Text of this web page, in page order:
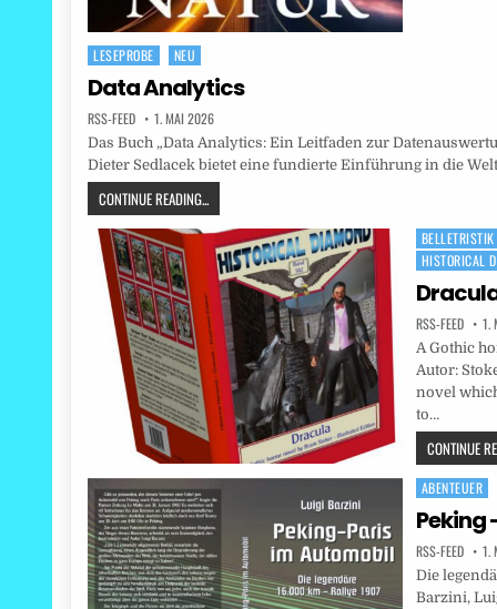
Posted
in
LESEPROBE NEU
Data Analytics
RSS-FEED 1. MAI 2026
Das Buch „Data Analytics: Ein Leitfaden zur
Dieter Sedlacek bietet eine fundierte Einführung in die
CONTINUE READING...
Posted
in
BELLETRISTIK
HISTORICAL
RSS-FEED 1.
A Gothic
Autor:
novel
to…
CONTINUE
Posted
in
ABENTEUER
Peking
RSS-FEED 1.
Die
Barzini,